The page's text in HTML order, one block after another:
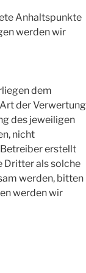
Anhaltspunkte
werden wir
dem
der Verwertung
des jeweiligen
nicht
erstellt
Dritter als solche
werden, bitten
werden wir